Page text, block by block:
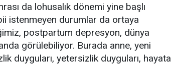
da lohusalık dönemi yine başlı
istenmeyen durumlar da ortaya
postpartum depresyon, dünya
görülebiliyor. Burada anne, yeni
duyguları, yetersizlik duyguları, hayata